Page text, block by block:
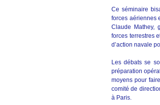
Ce séminaire
forces aériennes
Claude Mathey,
forces terrestres
d’action navale
Les débats se
préparation
moyens pour
comité de
à Paris.